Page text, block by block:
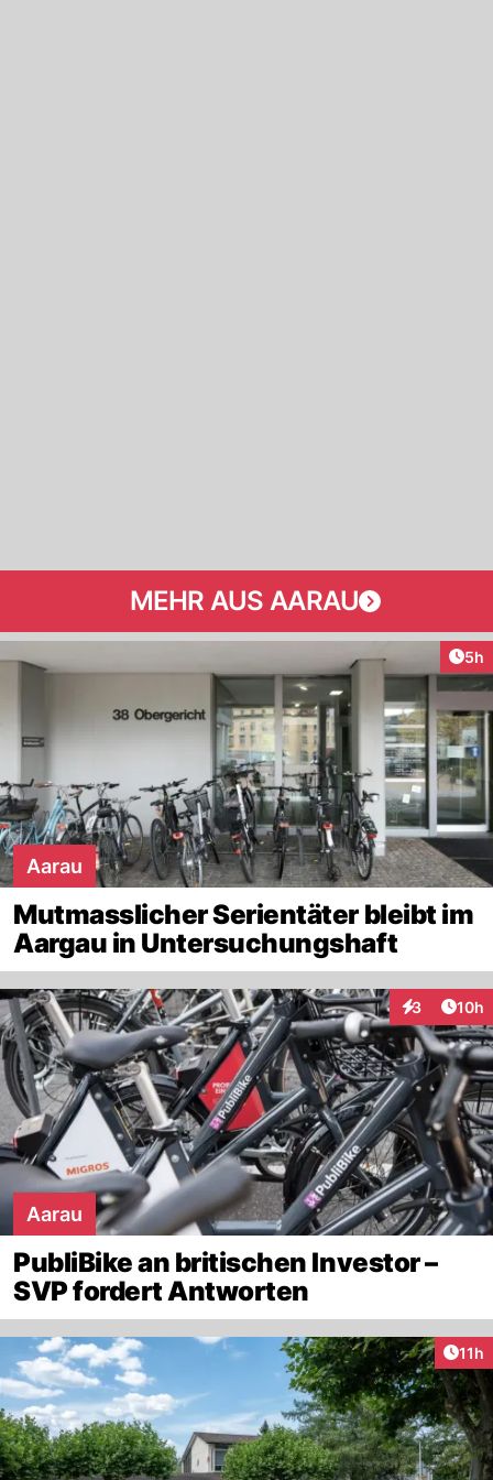
MEHR AUS AARAU
5h
Aarau
Mutmasslicher Serientäter bleibt im
Aargau in Untersuchungshaft
3
Interaktionen
10h
Aarau
PubliBike an britischen Investor –
SVP fordert Antworten
11h